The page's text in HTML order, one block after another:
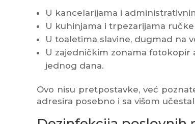
U kancelarijama i
U kuhinjama i trpezarijama
U toaletima slavine, dugmad na
U zajedničkim zonama fotokopir
jednog dana.
Ovo nisu pretpostavke, već
adresira posebno i sa višom